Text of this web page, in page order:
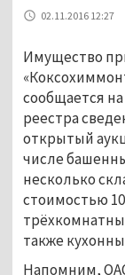
02.11.2016 12:27
Имущество
сообщается на
реестра
открытый
числе
несколько
стоимостью
также
Напомним,